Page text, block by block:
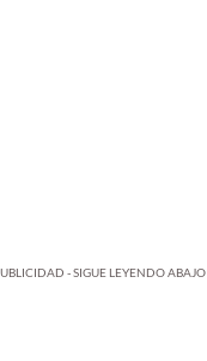
- SIGUE LEYENDO ABAJO